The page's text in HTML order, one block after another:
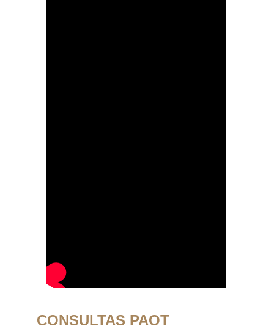
CONSULTAS PAOT